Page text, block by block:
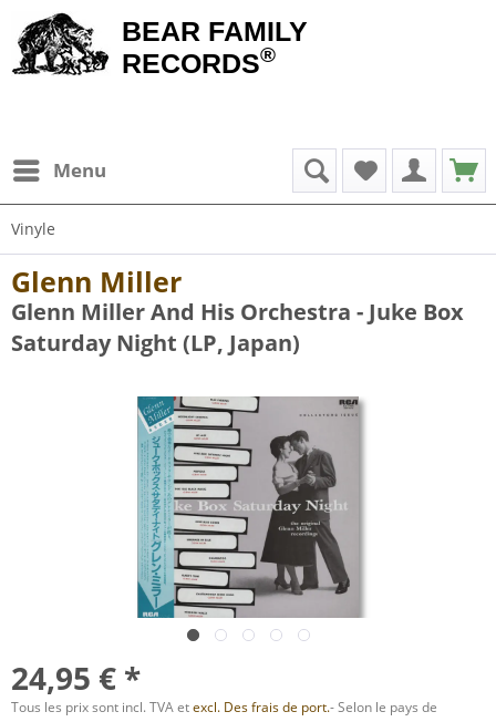
BEAR FAMILY
RECORDS®
Menu
Vinyle
Glenn Miller
Glenn Miller And His Orchestra - Juke Box
Saturday Night (LP, Japan)
24,95 € *
Tous les prix sont incl. TVA etexcl. Des frais de port.- Selon le pays de